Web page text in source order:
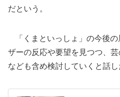
だという。
「くまといっしょ」の今後
ザーの反応や要望を見つつ、
なども含め検討していくと話し